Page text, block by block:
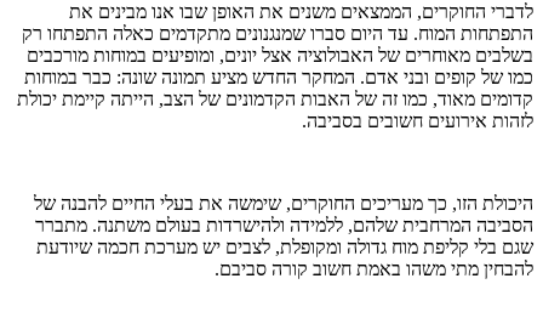
לדברי החוקרים, הממצאים משנים את האופן שבו אנו מבינים את
התפתחות המוח. עד היום סברו שמנגנונים מתקדמים כאלה התפתחו רק
בשלבים מאוחרים של האבולוציה אצל יונים, ומופיעים במוחות מורכבים
כמו של קופים ובני אדם. המחקר החדש מציע תמונה שונה: כבר במוחות
קדומים מאוד, כמו זה של האבות הקדמונים של הצב, הייתה קיימת יכולת
לזהות אירועים חשובים בסביבה.
היכולת הזו, כך מעריכים החוקרים, שימשה את בעלי החיים להבנה של
הסביבה המרחבית שלהם, ללמידה ולהישרדות בעולם משתנה. מתברר
שגם בלי קליפת מוח גדולה ומקופלת, לצבים יש מערכת חכמה שיודעת
להבחין מתי משהו באמת חשוב קורה סביבם.